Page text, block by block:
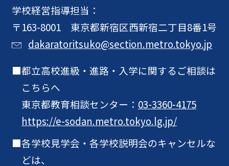
学校経営指導担当：
〒163-8001 東京都新宿区西新宿二丁目8番1号
dakaratoritsuko@section.metro.tokyo.jp
都立高校進級・進路・入学に関するご相談は
こちらへ
東京都教育相談センター： 03-3360-4175
https://e-sodan.metro.tokyo.lg.jp/
各学校見学会・各学校説明会のキャンセルな
どは、